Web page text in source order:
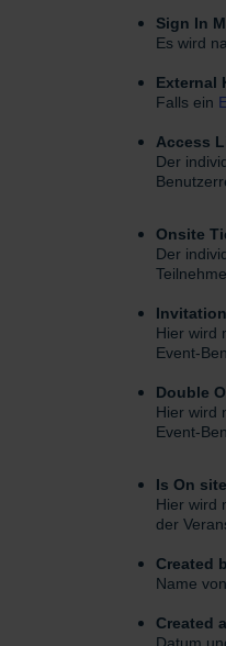
Sign In
Es wird
External
Falls ein
Access
Der
Onsite
Der
Invitation
Hier wird
Event-
Double
Hier wird
Event-
Is On
Hier wird
der
Created
Name
Created